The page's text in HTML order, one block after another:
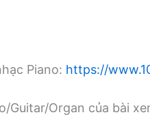
Piano: https://
Guitar/Organ của bài